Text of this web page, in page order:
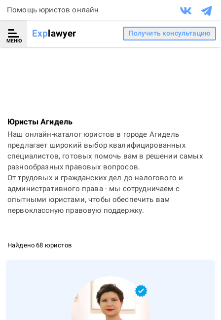
Помощь юристов онлайн
МЕНЮ
Explawyer Получить консультацию
Юристы Агидель
Наш онлайн-каталог юристов в городе Агидель
предлагает широкий выбор квалифицированных
специалистов, готовых помочь вам в решении самых
разнообразных правовых вопросов.
От трудовых и гражданских дел до налогового и
административного права - мы сотрудничаем с
опытными юристами, чтобы обеспечить вам
первоклассную правовую поддержку.
Найдено 68 юристов